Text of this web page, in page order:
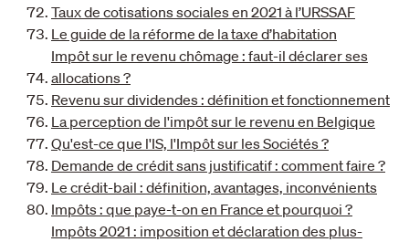
Taux de cotisations sociales en 2021 à l’URSSAF
Le guide de la réforme de la taxe d’habitation
Impôt sur le revenu chômage : faut-il déclarer ses
allocations ?
Revenu sur dividendes : définition et fonctionnement
La perception de l'impôt sur le revenu en Belgique
Qu'est-ce que l'IS, l'Impôt sur les Sociétés ?
Demande de crédit sans justificatif : comment faire ?
Le crédit-bail : définition, avantages, inconvénients
Impôts : que paye-t-on en France et pourquoi ?
Impôts 2021 : imposition et déclaration des plus-